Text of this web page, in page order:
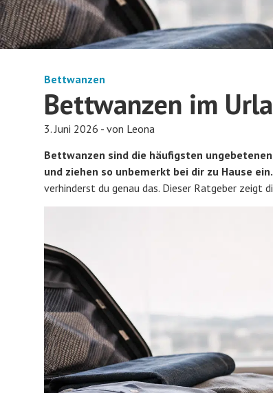
Bettwanzen
Bettwanzen im
3. Juni 2026 - von Leona
Bettwanzen sind die häufigsten
und ziehen so unbemerkt bei dir zu Hause ein.
verhinderst du genau das. Dieser Ratgeber